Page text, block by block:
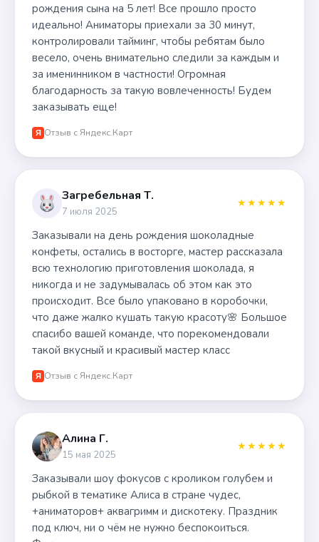
рождения сына на 5 лет! Все прошло просто
идеально! Аниматоры приехали за 30 минут,
контролировали тайминг, чтобы ребятам было
весело, очень внимательно следили за каждым и
за именинником в частности! Огромная
благодарность за такую вовлеченность! Будем
заказывать еще!
Я Отзыв с Яндекс.Карт
Загребельная Т.
7 июля 2025
★★★★★
Заказывали на день рождения шоколадные
конфеты, остались в восторге, мастер рассказала
всю технологию приготовления шоколада, я
никогда и не задумывалась об этом как это
происходит. Все было упаковано в коробочки,
что даже жалко кушать такую красоту🌸 Большое
спасибо вашей команде, что порекомендовали
такой вкусный и красивый мастер класс
Я Отзыв с Яндекс.Карт
Алина Г.
15 мая 2025
★★★★★
Заказывали шоу фокусов с кроликом голубем и
рыбкой в тематике Алиса в стране чудес,
+аниматоров+ аквагримм и дискотеку. Праздник
под ключ, ни о чём не нужно беспокоиться.